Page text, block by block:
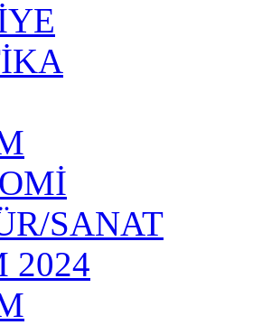
SANAT
2024